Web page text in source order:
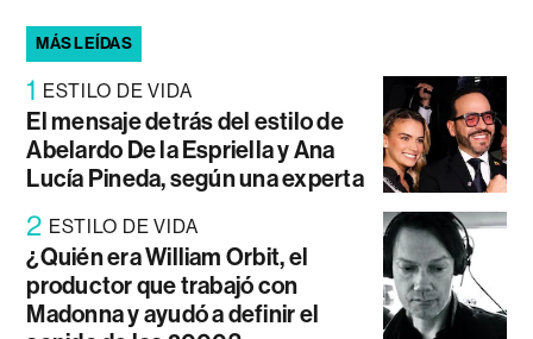
MÁS LEÍDAS
1 ESTILO DE VIDA
El mensaje detrás del estilo de
Abelardo De la Espriella y Ana
Lucía Pineda, según una experta
2 ESTILO DE VIDA
¿Quién era William Orbit, el
productor que trabajó con
Madonna y ayudó a definir el